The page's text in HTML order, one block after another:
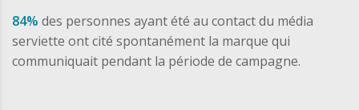
84% des personnes ayant été au contact du média
serviette ont cité spontanément la marque qui
communiquait pendant la période de campagne.